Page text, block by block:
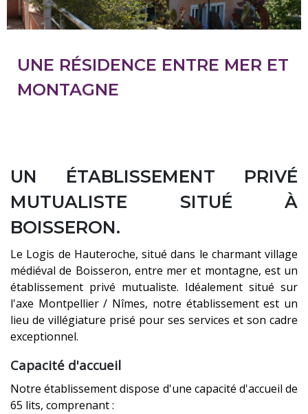
UNE RÉSIDENCE ENTRE MER ET
MONTAGNE
UN ÉTABLISSEMENT PRIVÉ
MUTUALISTE SITUÉ À
BOISSERON.
Le Logis de Hauteroche, situé dans le charmant village
médiéval de Boisseron, entre mer et montagne, est un
établissement privé mutualiste. Idéalement situé sur
l'axe Montpellier / Nîmes, notre établissement est un
lieu de villégiature prisé pour ses services et son cadre
exceptionnel.
Capacité d'accueil
Notre établissement dispose d'une capacité d'accueil de
65 lits, comprenant :